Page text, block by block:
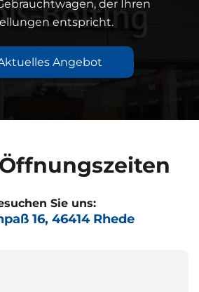
der Ihren
entspricht.
Angebot
Sie uns:
16, 46414 Rhede